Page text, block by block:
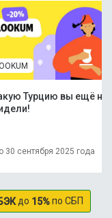
Турцию вы ещё не
30 сентября 2025 года
до 15%по СБП